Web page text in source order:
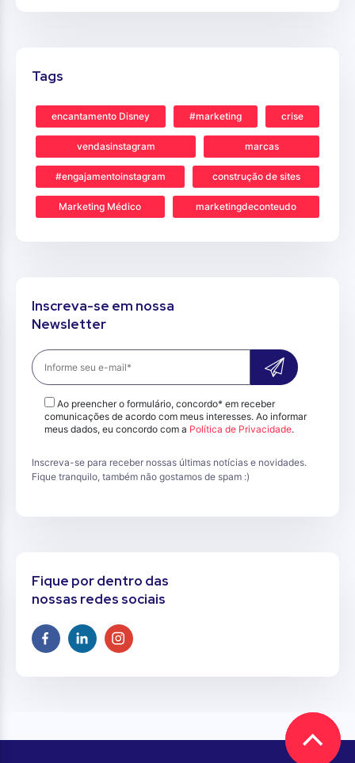
Tags
encantamento Disney #marketing crise
vendasinstagram marcas
#engajamentoinstagram construção de sites
Marketing Médico marketingdeconteudo
Inscreva-se em nossa
Newsletter
Ao preencher o formulário, concordo* em receber
comunicações de acordo com meus interesses. Ao informar
meus dados, eu concordo com a Política de Privacidade.
Inscreva-se para receber nossas últimas notícias e novidades.
Fique tranquilo, também não gostamos de spam :)
Fique por dentro das
nossas redes sociais